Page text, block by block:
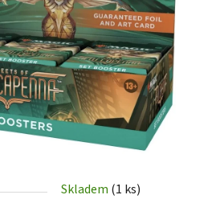
Skladem (1 ks)